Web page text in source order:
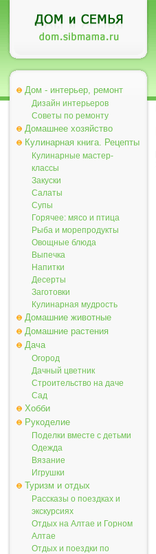
Дом - интерьер, ремонт
Дизайн интерьеров
Советы по ремонту
Домашнее хозяйство
Кулинарная книга. Рецепты
Кулинарные мастер-
классы
Закуски
Салаты
Супы
Горячее: мясо и птица
Рыба и морепродукты
Овощные блюда
Выпечка
Напитки
Десерты
Заготовки
Кулинарная мудрость
Домашние животные
Домашние растения
Дача
Огород
Дачный цветник
Строительство на даче
Сад
Хобби
Рукоделие
Поделки вместе с детьми
Одежда
Вязание
Игрушки
Туризм и отдых
Рассказы о поездках и
экскурсиях
Отдых на Алтае и Горном
Алтае
Отдых и поездки по